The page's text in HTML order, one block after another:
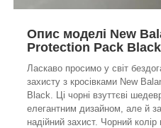
Опис моделі New
Protection Pack Black
Ласкаво просимо у світ
захисту з кросівками New
Black. Ці чорні взуттєві
елегантним дизайном, але й
надійний захист. Чорний